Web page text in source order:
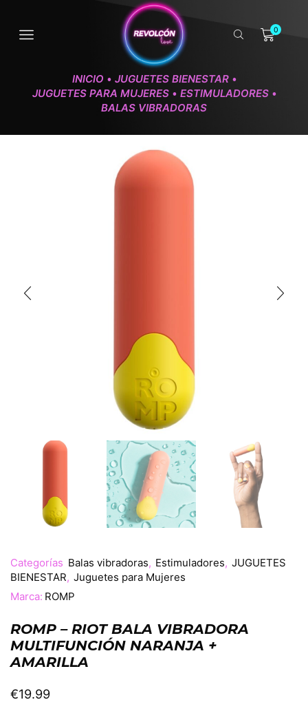
0
INICIO • JUGUETES BIENESTAR •
JUGUETES PARA MUJERES • ESTIMULADORES •
BALAS VIBRADORAS
Categorías Balas vibradoras, Estimuladores, JUGUETES
BIENESTAR, Juguetes para Mujeres
Marca: ROMP
ROMP – RIOT BALA VIBRADORA
MULTIFUNCIÓN NARANJA +
AMARILLA
€19.99